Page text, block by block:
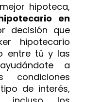
hipoteca,
en
decisión que
hipotecario
entre tú y las
a
condiciones
de interés,